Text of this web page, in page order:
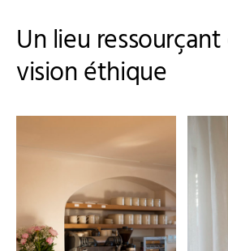
Un lieu
vision éthique